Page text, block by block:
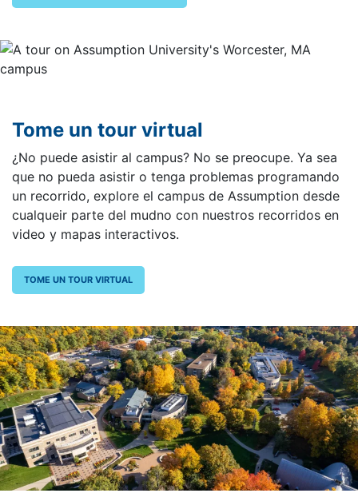
Tome un tour virtual
¿No puede asistir al campus? No se preocupe. Ya sea
que no pueda asistir o tenga problemas programando
un recorrido, explore el campus de Assumption desde
cualqueir parte del mudno con nuestros recorridos en
video y mapas interactivos.
TOME UN TOUR VIRTUAL